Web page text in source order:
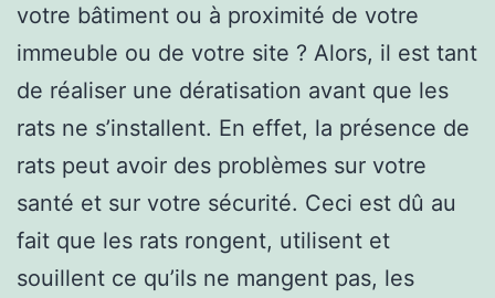
votre bâtiment ou à proximité de votre
immeuble ou de votre site ? Alors, il est tant
de réaliser une dératisation avant que les
rats ne s’installent. En effet, la présence de
rats peut avoir des problèmes sur votre
santé et sur votre sécurité. Ceci est dû au
fait que les rats rongent, utilisent et
souillent ce qu’ils ne mangent pas, les